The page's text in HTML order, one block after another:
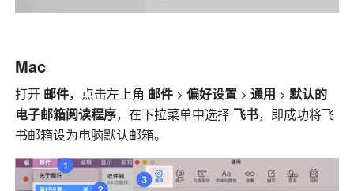
Mac
打开 邮件，点击左上角 邮件 > 偏好设置 > 通用 > 默认的
电子邮箱阅读程序，在下拉菜单中选择 飞书，即成功将飞
书邮箱设为电脑默认邮箱。